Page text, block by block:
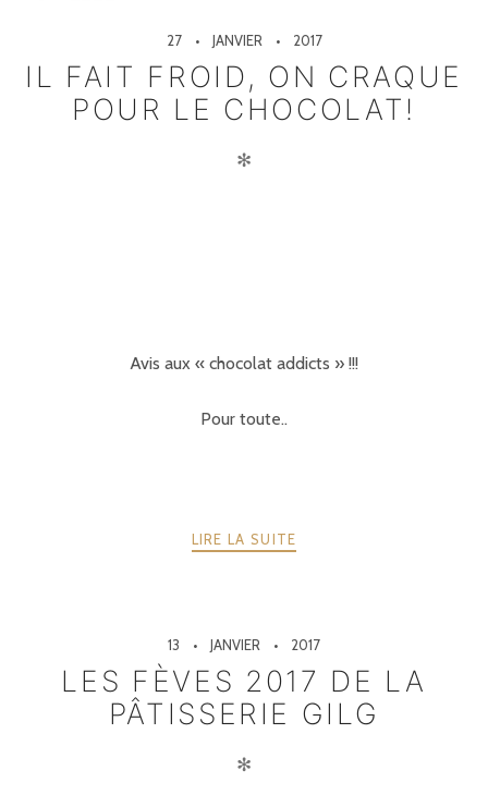
27 JANVIER 2017
IL FAIT FROID, ON CRAQUE
POUR LE CHOCOLAT!
✻
Avis aux « chocolat addicts » !!!
Pour toute..
LIRE LA SUITE
13 JANVIER 2017
LES FÈVES 2017 DE LA
PÂTISSERIE GILG
✻